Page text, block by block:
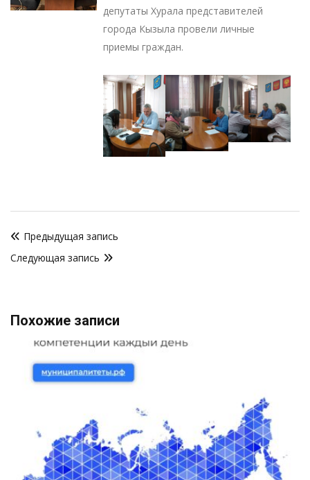
депутаты Хурала представителей
города Кызыла провели личные
приемы граждан.
по
записям
Предыдущая запись
Следующая запись
Похожие записи